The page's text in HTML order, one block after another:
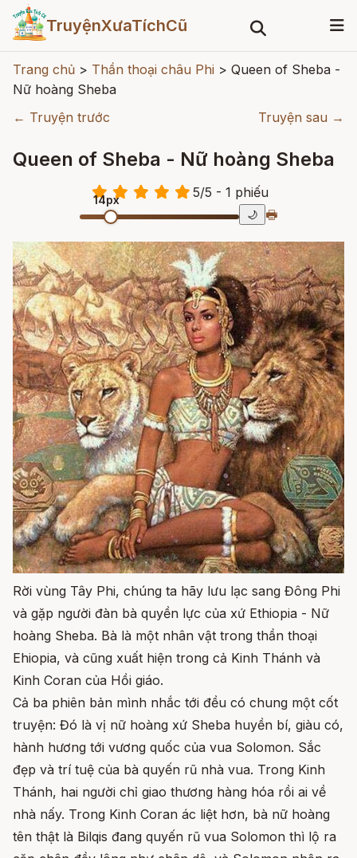
TruyệnXưaTíchCũ
Trang chủ > Thần thoại châu Phi > Queen of Sheba -
Nữ hoàng Sheba
← Truyện trước
Truyện sau →
Queen of Sheba - Nữ hoàng Sheba
5/5 - 1 phiếu
14px
🌙 🖶
Rời vùng Tây Phi, chúng ta hãy lưu lạc sang Đông Phi
và gặp người đàn bà quyền lực của xứ Ethiopia - Nữ
hoàng Sheba. Bà là một nhân vật trong thần thoại
Ehiopia, và cũng xuất hiện trong cả Kinh Thánh và
Kinh Coran của Hồi giáo.
Cả ba phiên bản mình nhắc tới đều có chung một cốt
truyện: Đó là vị nữ hoàng xứ Sheba huyền bí, giàu có,
hành hương tới vương quốc của vua Solomon. Sắc
đẹp và trí tuệ của bà quyến rũ nhà vua. Trong Kinh
Thánh, hai người chỉ giao thương hàng hóa rồi ai về
nhà nấy. Trong Kinh Coran ác liệt hơn, bà nữ hoàng
tên thật là Bilqis đang quyến rũ vua Solomon thì lộ ra